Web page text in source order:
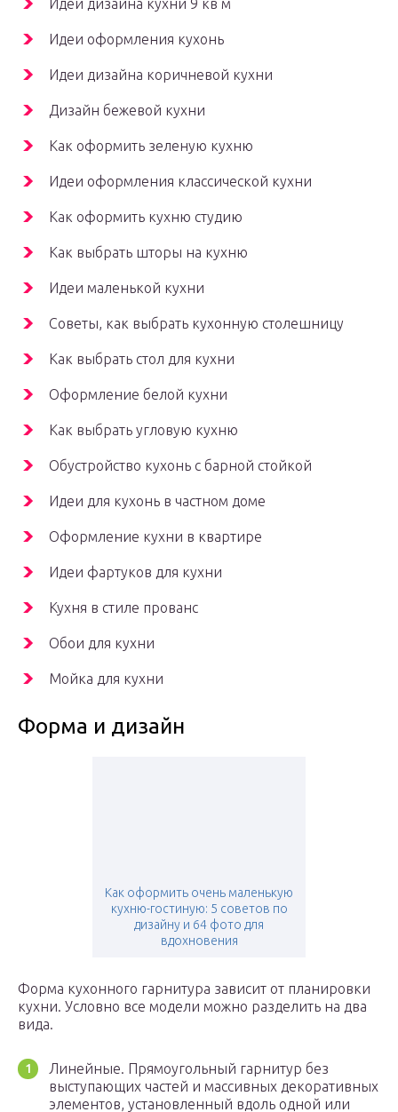
Идеи дизайна кухни 9 кв м
Идеи оформления кухонь
Идеи дизайна коричневой кухни
Дизайн бежевой кухни
Как оформить зеленую кухню
Идеи оформления классической кухни
Как оформить кухню студию
Как выбрать шторы на кухню
Идеи маленькой кухни
Советы, как выбрать кухонную столешницу
Как выбрать стол для кухни
Оформление белой кухни
Как выбрать угловую кухню
Обустройство кухонь с барной стойкой
Идеи для кухонь в частном доме
Оформление кухни в квартире
Идеи фартуков для кухни
Кухня в стиле прованс
Обои для кухни
Мойка для кухни
Форма и дизайн
Как оформить очень маленькую
кухню-гостиную: 5 советов по
дизайну и 64 фото для
вдохновения
Форма кухонного гарнитура зависит от планировки
кухни. Условно все модели можно разделить на два
вида.
Линейные. Прямоугольный гарнитур без
выступающих частей и массивных декоративных
элементов, установленный вдоль одной или